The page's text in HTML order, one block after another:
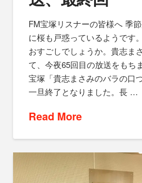
FM宝塚リスナーの皆様へ 季
に桜も戸惑っているようです
おすごしでしょうか。貴志ま
て、今夜65回目の放送をもち
宝塚「貴志まさみのバラの口
一旦終了となりました。長 …
Read More